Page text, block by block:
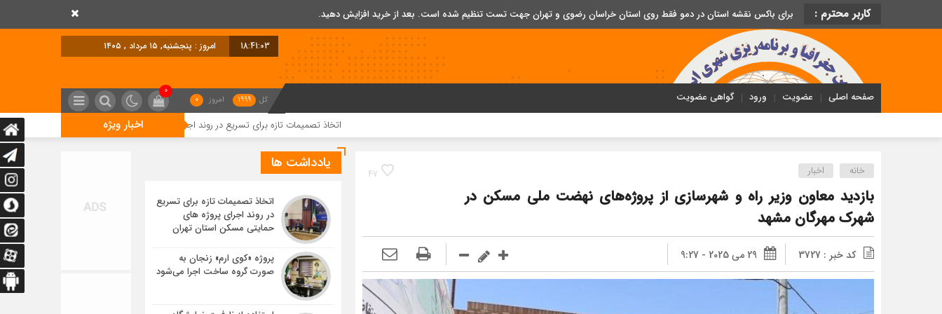
کاربر محترم : برای باکس نقشه استان در دمو فقط روی استان خراسان رضوی و تهران جهت تست تنظیم شده است. بعد از خرید افزایش دهید.
18:41:04 امروز : پنجشنبه, ۱۵ مرداد , ۱۴۰۵
صفحه اصلی عضویت ورود گواهی عضویت کل 1999 امروز 0
0
اخبار ویژه
اتخاذ تصمیمات تازه برای تسریع در روند اجرای پروژه های حمایتی مسکن استان تهران پروژه
47 خانه اخبار
بازدید معاون وزیر راه و شهرسازی از پروژه‌های نهضت ملی مسکن در
شهرک مهرگان مشهد
کد خبر : 3727 29 می 2025 - 9:27
یادداشت ها
اتخاذ تصمیمات تازه برای تسریع
در روند اجرای پروژه های
حمایتی مسکن استان تهران
پروژه «کوی ارم» زنجان به
صورت گروه ساخت اجرا می‌شود